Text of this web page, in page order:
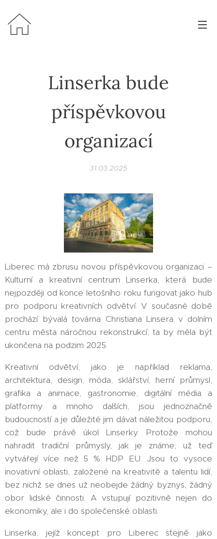
Linserka bude
příspěvkovou
organizací
31.03.2025
Liberec má zbrusu novou příspěvkovou organizaci –
Kulturní a kreativní centrum Linserka, která bude
nejpozději od konce letošního roku fungovat jako hub
pro podporu kreativních odvětví. V současné době
prochází bývalá továrna Christiana Linsera v dolním
centru města náročnou rekonstrukcí; ta by měla být
ukončena na podzim 2025.
Kreativní odvětví, jako je například reklama,
architektura, design, móda, sklářství, herní průmysl,
grafika a animace, gastronomie, digitální média a
platformy a mnoho dalších, jsou jednoznačně
budoucností a je důležité jim dávat náležitou podporu,
což bude právě úkol Linserky. Protože mohou
nahradit tradiční průmysly, jak je známe; už teď
vytvářejí více než 5 % HDP EU. Jsou to vysoce
inovativní oblasti, založené na kreativitě a talentu lidí,
bez nichž se dnes už neobejde žádný byznys, žádný
obor lidské činnosti. A vstupují pozitivně nejen do
ekonomiky, ale i do společenské oblasti.
Linserka, jejíž koncept pro Liberec stejně jako